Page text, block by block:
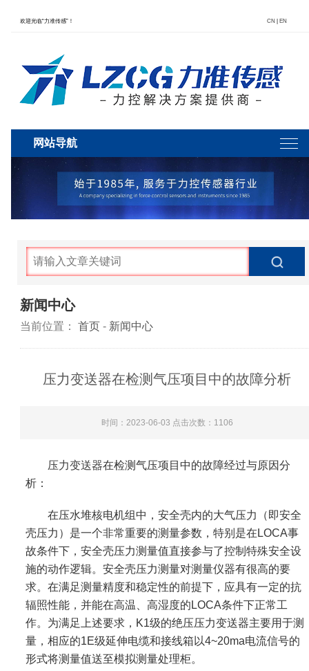
欢迎光临“力准传感”！ CN EN
网站导航
新闻中心
当前位置：首页 - 新闻中心
压力变送器在检测气压项目中的故障分析
时间：2023-06-03 点击次数： 1106
压力变送器在检测气压项目中的故障经过与原因分
析：
在压水堆核电机组中，安全壳内的大气压力（即安全
壳压力）是一个非常重要的测量参数，特别是在LOCA事
故条件下，安全壳压力测量值直接参与了控制特殊安全设
施的动作逻辑。安全壳压力测量对测量仪器有很高的要
求。在满足测量精度和稳定性的前提下，应具有一定的抗
辐照性能，并能在高温、高湿度的LOCA条件下正常工
作。为满足上述要求，K1级的绝压压力变送器主要用于测
量，相应的1E级延伸电缆和接线箱以4~20ma电流信号的
形式将测量值送至模拟测量处理柜。